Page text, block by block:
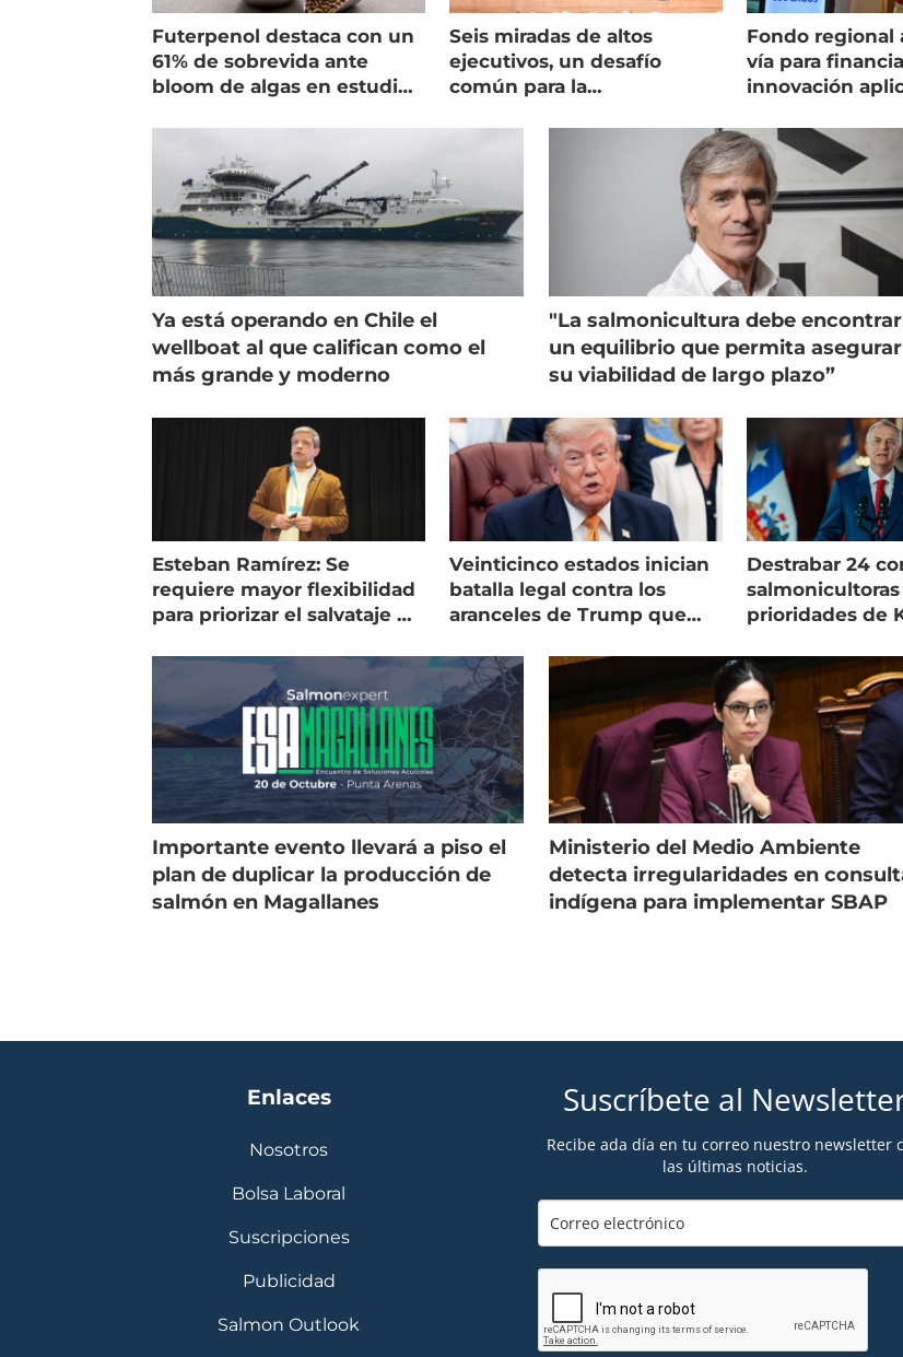
Futerpenol destaca con un
61% de sobrevida ante
bloom de algas en estudio
Seis miradas de altos
ejecutivos, un desafío
común para la
Fondo regional
vía para
innovación
Ya está operando en Chile el
wellboat al que califican como el
más grande y moderno
"La salmonicultura debe encontrar
un equilibrio que permita asegurar
su viabilidad de largo plazo”
Esteban Ramírez: Se
requiere mayor flexibilidad
para priorizar el salvataje de
Veinticinco estados inician
batalla legal contra los
aranceles de Trump que
Destrabar 24
prioridades de
Importante evento llevará a piso el
plan de duplicar la producción de
salmón en Magallanes
Ministerio del Medio Ambiente
detecta irregularidades en
indígena para implementar SBAP
Enlaces
Nosotros
Bolsa Laboral
Suscripciones
Publicidad
Salmon Outlook
Suscríbete al
Recibe ada día en tu correo nuestro newsletter
las últimas noticias.